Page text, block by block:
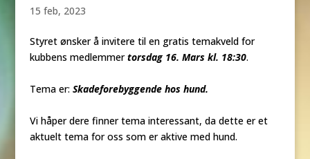
15 feb, 2023
Styret ønsker å invitere til en gratis temakveld for
kubbens medlemmertorsdag 16. Mars kl. 18:30.
Tema er: Skadeforebyggende hos hund.
Vi håper dere finner tema interessant, da dette er et
aktuelt tema for oss som er aktive med hund.